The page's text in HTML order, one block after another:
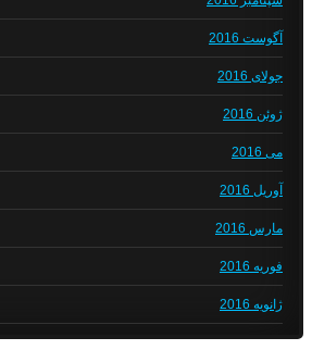
آگوست 2016
جولای 2016
ژوئن 2016
می 2016
آوریل 2016
مارس 2016
فوریه 2016
ژانویه 2016